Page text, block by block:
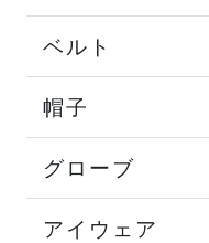
ベルト
帽子
グローブ
アイウェア